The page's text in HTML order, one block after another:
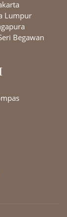
Lumpur
Begawan